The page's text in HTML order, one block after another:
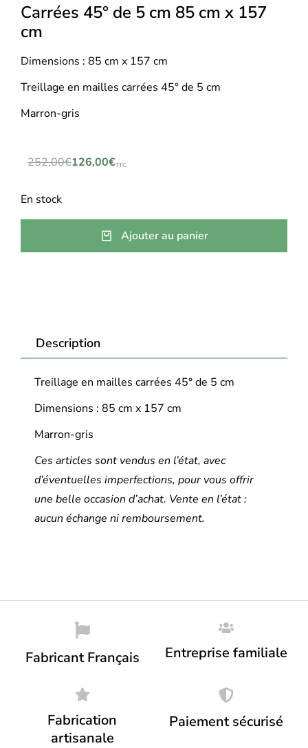
Carrées 45° de 5 cm 85 cm x 157
cm
Dimensions : 85 cm x 157 cm
Treillage en mailles carrées 45° de 5 cm
Marron-gris
252,00€126,00€TTC
En stock
Ajouter au panier
Description
Treillage en mailles carrées 45° de 5 cm
Dimensions : 85 cm x 157 cm
Marron-gris
Ces articles sont vendus en l’état, avec
d’éventuelles imperfections, pour vous offrir
une belle occasion d’achat. Vente en l’état :
aucun échange ni remboursement.
Fabricant Français Entreprise familiale
Fabrication
artisanale
Paiement sécurisé